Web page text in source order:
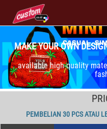
MAKE YOUR OWN
available high-quality
PEMBELIAN 30 PCS ATAU